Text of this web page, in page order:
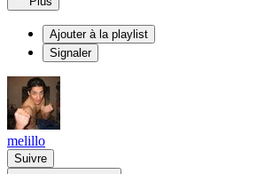
Ajouter à la playlist
Signaler
melillo
Suivre